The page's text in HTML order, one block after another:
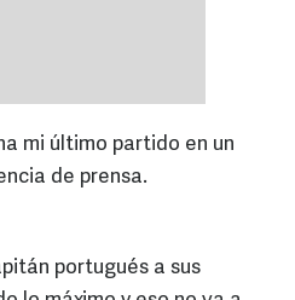
mi último partido en un
de prensa.
portugués a sus